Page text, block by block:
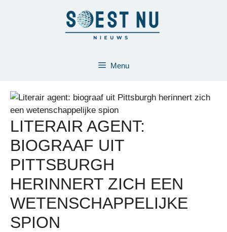
Menu
LITERAIR AGENT:
BIOGRAAF UIT
PITTSBURGH
HERINNERT ZICH EEN
WETENSCHAPPELIJKE
SPION